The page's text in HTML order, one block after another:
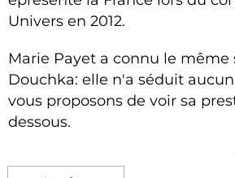
Univers en 2012.
Marie Payet a connu le même
Douchka: elle n'a séduit
vous proposons de voir sa
dessous.